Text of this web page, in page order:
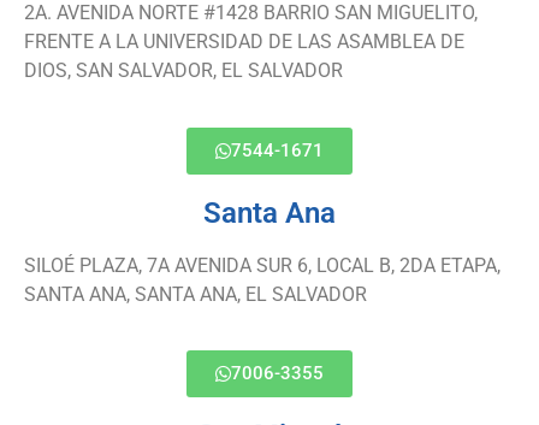
2A. AVENIDA NORTE #1428 BARRIO SAN MIGUELITO,
FRENTE A LA UNIVERSIDAD DE LAS ASAMBLEA DE
DIOS, SAN SALVADOR, EL SALVADOR
7544-1671
Santa Ana
SILOÉ PLAZA, 7A AVENIDA SUR 6, LOCAL B, 2DA ETAPA,
SANTA ANA, SANTA ANA, EL SALVADOR
7006-3355